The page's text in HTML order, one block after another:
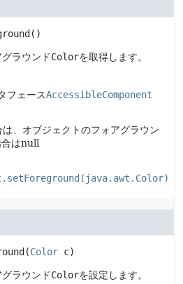
()
ラウンドColorを取得します。
フェースAccessibleComponent
、オブジェクトのフォアグラウン
合はnull
(Color c)
ラウンドColorを設定します。